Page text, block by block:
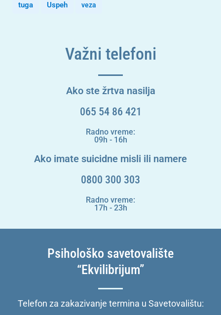
tuga Uspeh veza
Važni telefoni
Ako ste žrtva nasilja
065 54 86 421
Radno vreme:
09h - 16h
Ako imate suicidne misli ili namere
0800 300 303
Radno vreme:
17h - 23h
Psihološko savetovalište
“Ekvilibrijum”
Telefon za zakazivanje termina u Savetovalištu: